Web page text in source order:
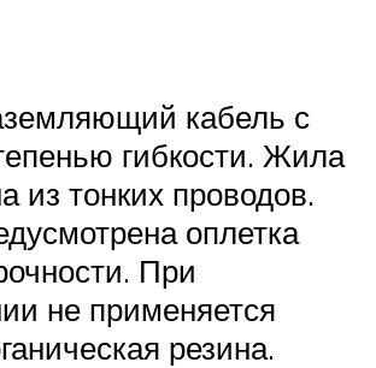
кабель с
гибкости. Жила
из тонких проводов.
оплетка
При
не применяется
резина.